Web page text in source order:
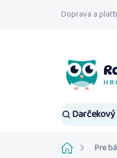
Doprava a
DomovPre